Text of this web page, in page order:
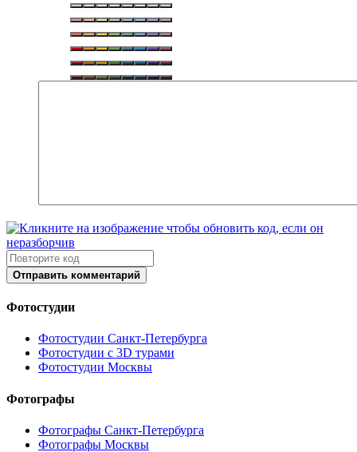
Отправить комментарий
Фотостудии
Фотостудии Санкт-Петербурга
Фотостудии с 3D турами
Фотостудии Москвы
Фотографы
Фотографы Санкт-Петербурга
Фотографы Москвы